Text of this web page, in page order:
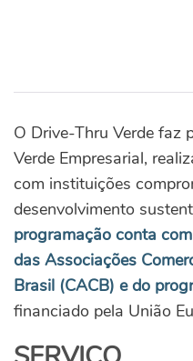
O Drive-Thru Verde faz
Verde Empresarial,
com instituições
desenvolvimento
programação conta
das Associações
Brasil (CACB) e do
financiado pela União